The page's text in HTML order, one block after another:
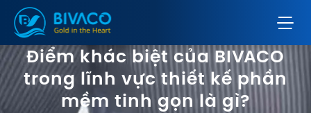
Điểm khác biệt của BIVACO
trong lĩnh vực thiết kế phần
mềm tinh gọn là gì?